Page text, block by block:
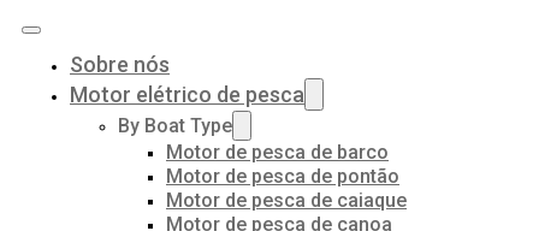
Sobre nós
Motor elétrico de pesca
By Boat Type
Motor de pesca de barco
Motor de pesca de pontão
Motor de pesca de caiaque
Motor de pesca de canoa